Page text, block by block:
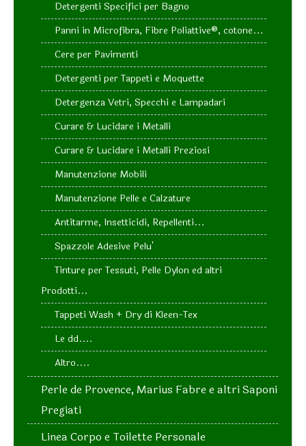
Detergenti Specifici per Bagno
Panni in Microfibra, Fibre Poliattive®, cotone...
Cere per Pavimenti
Detergenti per Tappeti e Moquette
Detergenza Vetri, Specchi e Lampadari
Curare & Lucidare i Metalli
Curare & Lucidare i Metalli Preziosi
Manutenzione Mobili
Manutenzione Pelle e Calzature
Antitarme, Insetticidi, Repellenti...
Spazzole Adesive Pelu'
Tinture per Tessuti, Pelle Dylon ed altri
Prodotti...
Tappeti Wash + Dry di Kleen-Tex
Le dd....
Altro....
Perle de Provence, Marius Fabre e altri Saponi
Pregiati
Linea Corpo e Toilette Personale